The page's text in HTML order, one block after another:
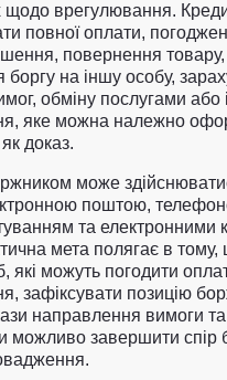
щодо врегулювання.
повної оплати,
повернення товару,
боргу на іншу особу,
обміну послугами або
яке можна належно
доказ.
може
поштою,
та електронними
мета полягає в
які можуть погодити
зафіксувати позицію
направлення вимоги та
можливо завершити спір